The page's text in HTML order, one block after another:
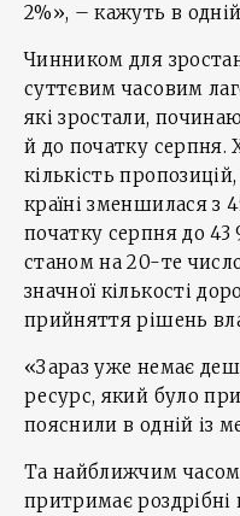
2%», – кажуть в
Чинником для
суттєвим часовим
які зростали,
й до початку серпня.
кількість
країні зменшилася з
початку серпня до 43
станом на 20-те
значної кількості
прийняття рішень
«Зараз уже немає
ресурс, який було
пояснили в одній із
Та найближчим
притримає роздрібні